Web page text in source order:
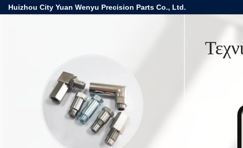
Huizhou City Yuan Wenyu Precision Parts Co., Ltd.